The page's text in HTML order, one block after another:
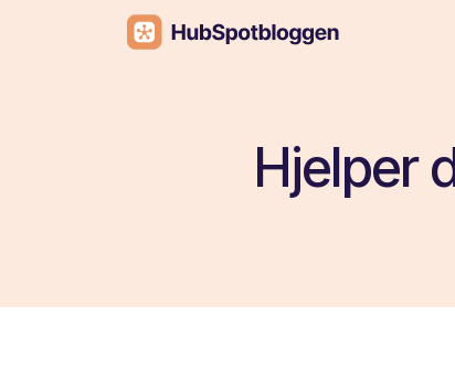
Hjelper